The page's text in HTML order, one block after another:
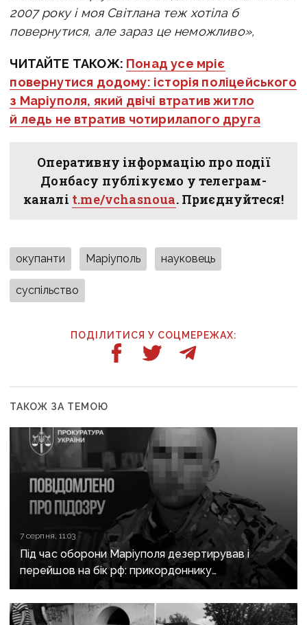
2007 року і моя Світлана теж хотіла б
повернутися, але зараз це неможливо»,
ЧИТАЙТЕ ТАКОЖ: Понад усе мріє
повернутися додому: історія поліцейського
з Маріуполя, який двічі втратив житло
й ледь не втратив чотирилапого друга
Оперативну інформацію про події
Донбасу публікуємо у телеграм-
каналі t.me/vchasnoua. Приєднуйтеся!
окупанти Маріуполь науковець
суспільство
ПОДІЛИТИСЯ У СОЦМЕРЕЖАХ:
ТАКОЖ ЗА ТЕМОЮ
7 серпня, 11:03
Під час оборони Маріуполя дезертирував і
перейшов на бік рф: прикордоннику
з «Азовсталі» повідомили про підозру